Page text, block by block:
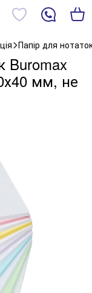
Папір для
Buromax
мм, не